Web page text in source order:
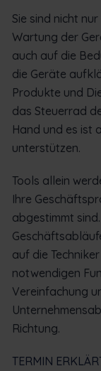
Sie sind nicht
Wartung der
auch auf die
die Geräte
Produkte und
das Steuerrad
Hand und es ist
unterstützen.
Tools allein
Ihre
abgestimmt
auf die
notwendigen
Vereinfachung
Richtung.
TERMIN